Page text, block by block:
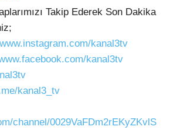
Takip Ederek Son Dakika
kanal3tv
kanal3tv
kanal3_tv
channel/0029VaFDm2rEKyZKvlS